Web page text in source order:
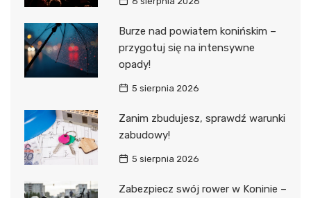
Burze nad powiatem konińskim –
przygotuj się na intensywne
opady!
5 sierpnia 2026
Zanim zbudujesz, sprawdź warunki
zabudowy!
5 sierpnia 2026
Zabezpiecz swój rower w Koninie –